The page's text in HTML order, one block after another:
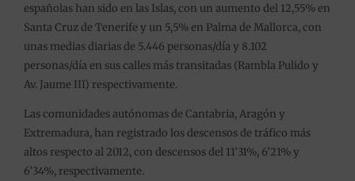
españolas han sido en las Islas, con un aumento del 12,55% en
Santa Cruz de Tenerife y un 5,5% en Palma de Mallorca, con
unas medias diarias de 5.446 personas/día y 8.102
personas/día en sus calles más transitadas (Rambla Pulido y
Av. Jaume III) respectivamente.
Las comunidades autónomas de Cantabria, Aragón y
Extremadura, han registrado los descensos de tráfico más
altos respecto al 2012, con descensos del 11’31%, 6’21% y
6’34%, respectivamente.